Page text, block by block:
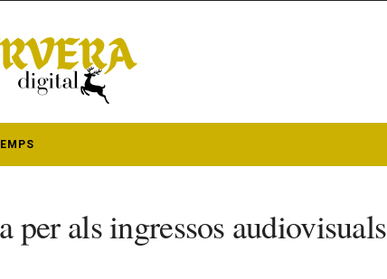
per als ingressos audiovisuals